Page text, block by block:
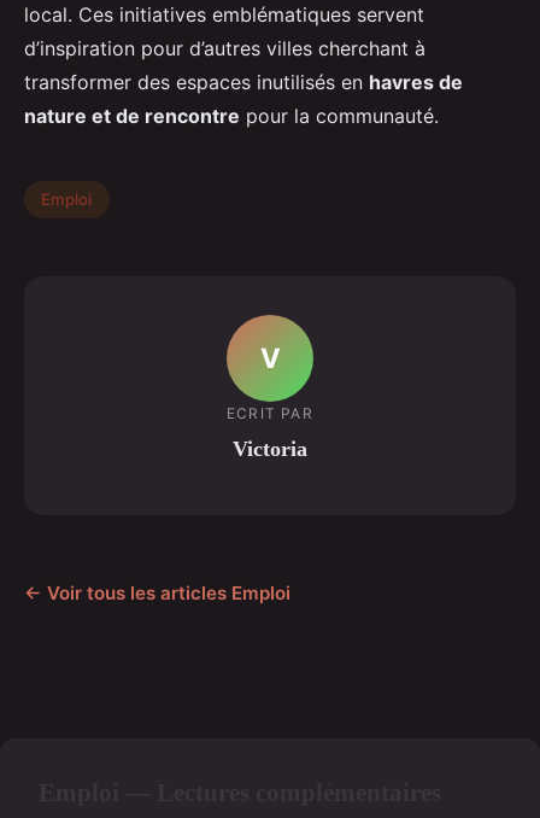
local. Ces initiatives emblématiques servent
d’inspiration pour d’autres villes cherchant à
transformer des espaces inutilisés en havres de
nature et de rencontre pour la communauté.
Emploi
V
ECRIT PAR
Victoria
← Voir tous les articles Emploi